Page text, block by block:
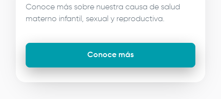
Conoce más sobre nuestra causa de salud
materno infantil, sexual y reproductiva.
Conoce más